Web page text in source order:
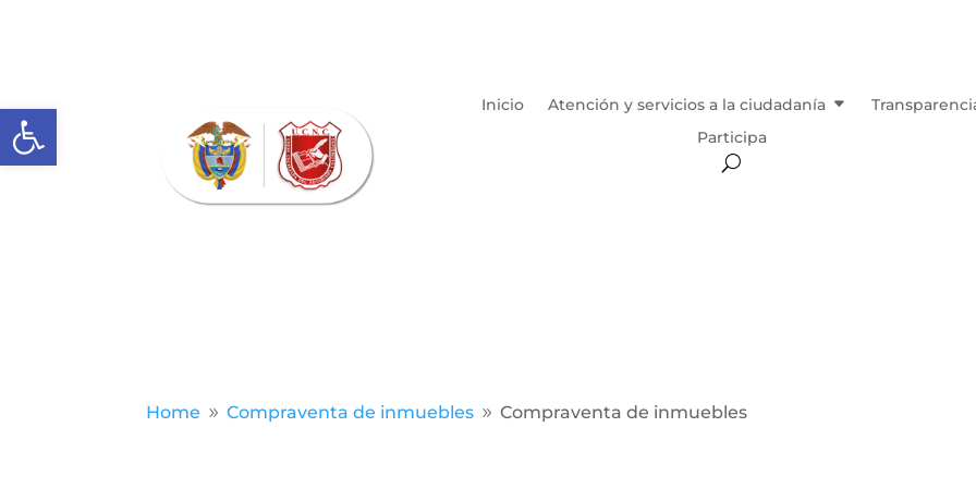
Abrir barra de herramientas Inicio Atención y servicios a la ciudadanía
Participa
Home 9 Compraventa de inmuebles 9 Compraventa de inmuebles